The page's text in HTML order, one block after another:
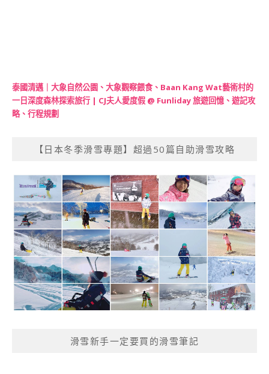
泰國清邁｜大象自然公園、大象觀察餵食、Baan Kang Wat藝術村的
一日深度森林探索旅行 | CJ夫人愛度假 @ Funliday 旅遊回憶、遊記攻
略、行程規劃
【日本冬季滑雪專題】超過50篇自助滑雪攻略
滑雪新手一定要買的滑雪筆記